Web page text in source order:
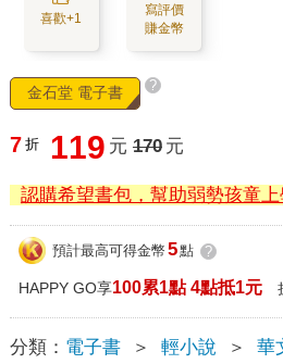
喜歡+1
寫評價
賺金幣
金石堂 電子書 ?
7 折 119 元 170 元
認購希望書包，幫助弱勢孩童上
預計最高可得金幣 5點 ?
HAPPY GO享100累1點 4點抵1元
分類： 電子書 ＞ 輕小說 ＞ 華